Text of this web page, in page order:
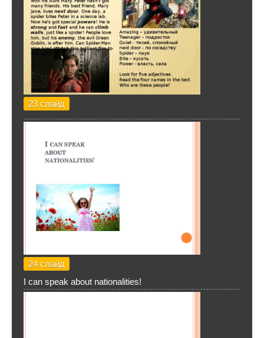
23 слайд
24 слайд
I can speak about nationalities!